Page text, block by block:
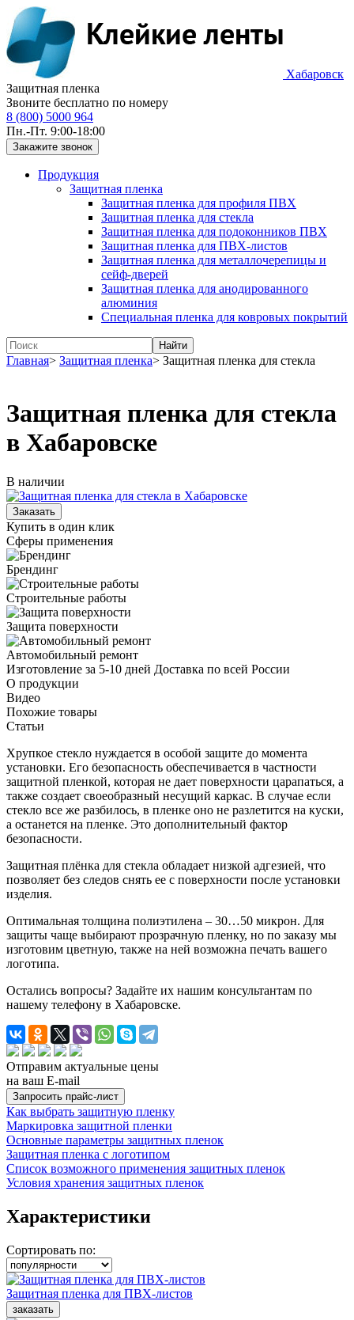
Хабаровск
Защитная пленка
Звоните бесплатно по номеру
8 (800) 5000 964
Пн.-Пт. 9:00-18:00
Продукция
Защитная пленка
Защитная пленка для профиля ПВХ
Защитная пленка для стекла
Защитная пленка для подоконников ПВХ
Защитная пленка для ПВХ-листов
Защитная пленка для металлочерепицы и
сейф-дверей
Защитная пленка для анодированного
алюминия
Специальная пленка для ковровых покрытий
Главная> Защитная пленка> Защитная пленка для стекла
Защитная пленка для стекла
в Хабаровске
В наличии
Купить в один клик
Сферы применения
Брендинг
Строительные работы
Защита поверхности
Автомобильный ремонт
Изготовление за 5-10 дней Доставка по всей России
О продукции
Видео
Похожие товары
Статьи
Хрупкое стекло нуждается в особой защите до момента
установки. Его безопасность обеспечивается в частности
защитной пленкой, которая не дает поверхности царапаться, а
также создает своеобразный несущий каркас. В случае если
стекло все же разбилось, в пленке оно не разлетится на куски,
а останется на пленке. Это дополнительный фактор
безопасности.
Защитная плёнка для стекла обладает низкой адгезией, что
позволяет без следов снять ее с поверхности после установки
изделия.
Оптимальная толщина полиэтилена – 30…50 микрон. Для
защиты чаще выбирают прозрачную пленку, но по заказу мы
изготовим цветную, также на ней возможна печать вашего
логотипа.
Остались вопросы? Задайте их нашим консультантам по
нашему телефону в Хабаровске.
Отправим актуальные цены
на ваш E-mail
Как выбрать защитную пленку
Маркировка защитной пленки
Основные параметры защитных пленок
Защитная пленка с логотипом
Список возможного применения защитных пленок
Условия хранения защитных пленок
Характеристики
Сортировать по:
Защитная пленка для ПВХ-листов